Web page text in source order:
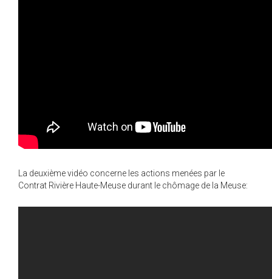
La deuxième vidéo concerne les actions menées par le
Contrat Rivière Haute-Meuse durant le chômage de la Meuse: